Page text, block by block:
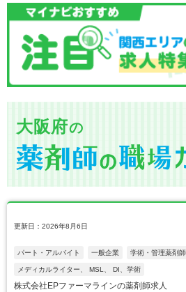
大阪府の
更新日：2026年8月6日
パート・アルバイト 一般企業 学術・管理薬剤師
メディカルライター、 MSL、 DI、学術
株式会社EPファーマラインの薬剤師求人